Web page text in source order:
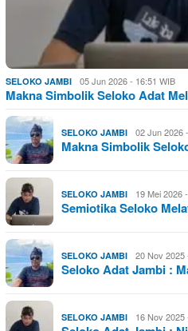
SELOKO JAMBI 05 Jun 2026 - 16:51 WIB
Makna Simbolik Seloko Adat
SELOKO JAMBI 02 Jun 2026
Makna Simbolik
SELOKO JAMBI 19 Mei 2026
Semiotika Seloko
SELOKO JAMBI 20 Nov 2025
Seloko Adat Jambi :
SELOKO JAMBI 16 Nov 2025